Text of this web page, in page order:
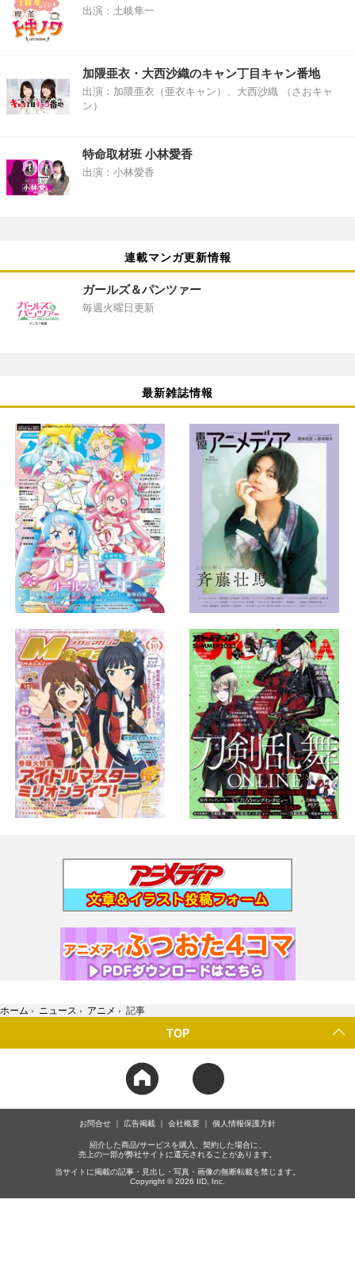
出演：土岐隼一
加隈亜衣・大西沙織のキャン丁目キャン番地
出演：加隈亜衣（亜衣キャン）、大西沙織 （さおキャ
ン）
特命取材班 小林愛香
出演：小林愛香
連載マンガ更新情報
ガールズ＆パンツァー
毎週火曜日更新
最新雑誌情報
ホーム › ニュース › アニメ › 記事
TOP
お問合せ 広告掲載 会社概要 個人情報保護方針
紹介した商品/サービスを購入、契約した場合に、
売上の一部が弊社サイトに還元されることがあります。
当サイトに掲載の記事・見出し・写真・画像の無断転載を禁じます。
Copyright © 2026 IID, Inc.